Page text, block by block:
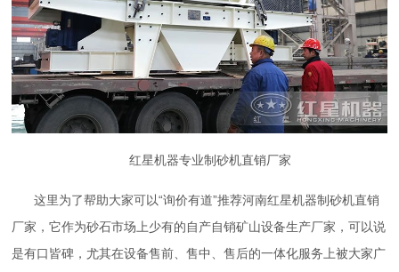
红星机器专业制砂机直销厂家
这里为了帮助大家可以“询价有道”推荐河南红星机器制砂机直销
厂家，它作为砂石市场上少有的自产自销矿山设备生产厂家，可以说
是有口皆碑，尤其在设备售前、售中、售后的一体化服务上被大家广